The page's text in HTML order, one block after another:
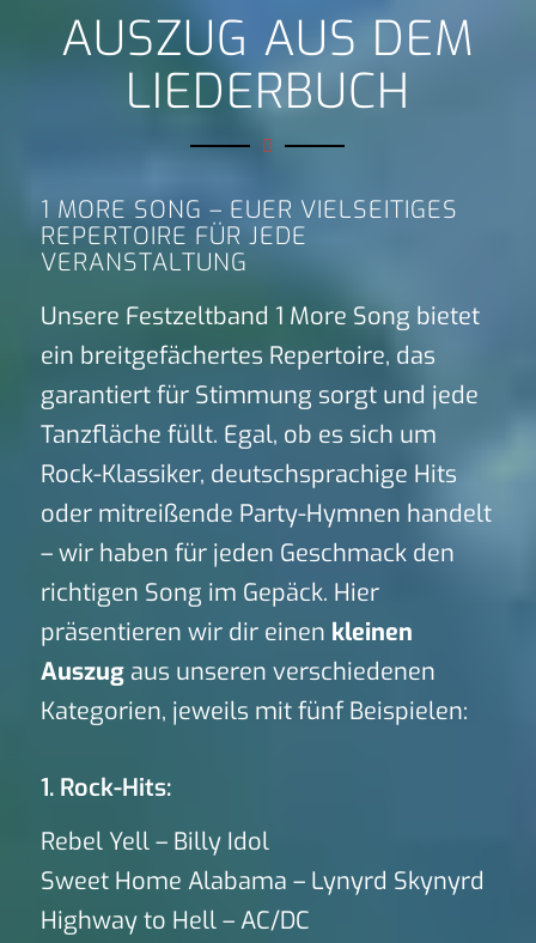
AUSZUG AUS DEM
LIEDERBUCH
1 MORE SONG – EUER VIELSEITIGES
REPERTOIRE FÜR JEDE
VERANSTALTUNG
Unsere Festzeltband 1 More Song bietet
ein breitgefächertes Repertoire, das
garantiert für Stimmung sorgt und jede
Tanzfläche füllt. Egal, ob es sich um
Rock-Klassiker, deutschsprachige Hits
oder mitreißende Party-Hymnen handelt
– wir haben für jeden Geschmack den
richtigen Song im Gepäck. Hier
präsentieren wir dir einen kleinen
Auszugaus unseren verschiedenen
Kategorien, jeweils mit fünf Beispielen:
1. Rock-Hits:
Rebel Yell – Billy Idol
Sweet Home Alabama – Lynyrd Skynyrd
Highway to Hell – AC/DC